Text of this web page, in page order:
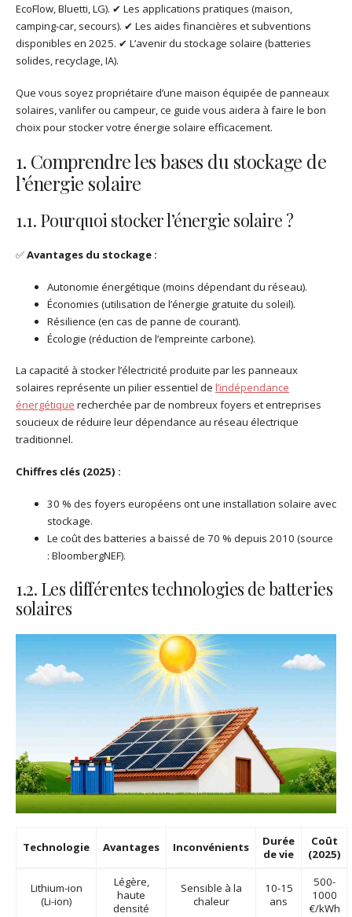
EcoFlow, Bluetti, LG). ✔ Les applications pratiques (maison,
camping-car, secours). ✔ Les aides financières et subventions
disponibles en 2025. ✔ L’avenir du stockage solaire (batteries
solides, recyclage, IA).
Que vous soyez propriétaire d’une maison équipée de panneaux
solaires, vanlifer ou campeur, ce guide vous aidera à faire le bon
choix pour stocker votre énergie solaire efficacement.
1. Comprendre les bases du stockage de
l’énergie solaire
1.1. Pourquoi stocker l’énergie solaire ?
✅Avantages du stockage :
Autonomie énergétique (moins dépendant du réseau).
Économies (utilisation de l’énergie gratuite du soleil).
Résilience (en cas de panne de courant).
Écologie (réduction de l’empreinte carbone).
La capacité à stocker l’électricité produite par les panneaux
solaires représente un pilier essentiel de l’indépendance
énergétique recherchée par de nombreux foyers et entreprises
soucieux de réduire leur dépendance au réseau électrique
traditionnel.
Chiffres clés (2025) :
30 % des foyers européens ont une installation solaire avec
stockage.
Le coût des batteries a baissé de 70 % depuis 2010 (source
: BloombergNEF).
1.2. Les différentes technologies de batteries
solaires
Technologie Avantages Inconvénients
Durée
de vie
Coût
(2025)
Lithium-ion
(Li-ion)
Légère,
haute
densité
Sensible à la
chaleur
10-15
ans
500-
1000
€/kWh